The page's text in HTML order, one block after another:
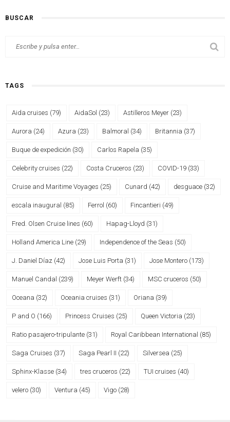
BUSCAR
TAGS
Aida cruises (79) AidaSol (23) Astilleros Meyer (23)
Aurora (24) Azura (23) Balmoral (34) Britannia (37)
Buque de expedición (30) Carlos Rapela (35)
Celebrity cruises (22) Costa Cruceros (23) COVID-19 (33)
Cruise and Maritime Voyages (25) Cunard (42) desguace (32)
escala inaugural (85) Ferrol (60) Fincantieri (49)
Fred. Olsen Cruise lines (60) Hapag-Lloyd (31)
Holland America Line (29) Independence of the Seas (50)
J. Daniel Díaz (42) Jose Luis Porta (31) Jose Montero (173)
Manuel Candal (239) Meyer Werft (34) MSC cruceros (50)
Oceana (32) Oceania cruises (31) Oriana (39)
P and O (166) Princess Cruises (25) Queen Victoria (23)
Ratio pasajero-tripulante (31) Royal Caribbean International (85)
Saga Cruises (37) Saga Pearl II (22) Silversea (25)
Sphinx-Klasse (34) tres cruceros (22) TUI cruises (40)
velero (30) Ventura (45) Vigo (28)